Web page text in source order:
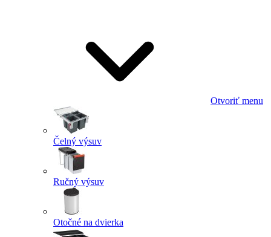
Otvoriť menu
Čelný výsuv
Ručný výsuv
Otočné na dvierka